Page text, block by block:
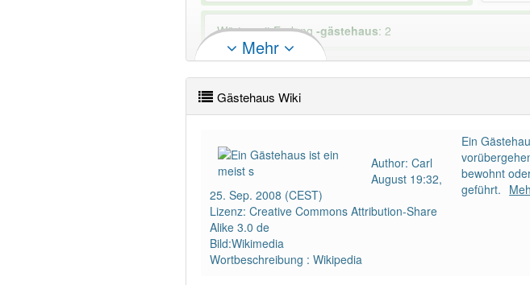
Wörter mit Endung -gästehaus: 2
93% unserer Spielapp-Nutzer haben den Artikel korrekt
Mehr
Gästehaus Wiki
Author: Carl
August 19:32,
25. Sep. 2008 (CEST)
Lizenz: Creative Commons Attribution-Share
Alike 3.0 de
Bild:Wikimedia
Wortbeschreibung : Wikipedia
Ein
bewohnt
geführt.